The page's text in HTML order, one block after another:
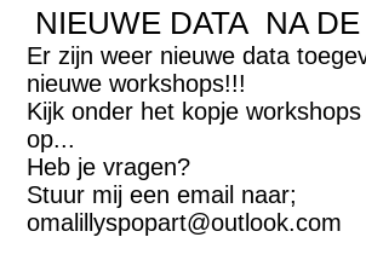
NIEUWE DATA NA
Er zijn weer nieuwe data
nieuwe workshops!!!
Kijk onder het kopje
op...
Heb je vragen?
Stuur mij een email naar;
omalillyspopart@outlook.com